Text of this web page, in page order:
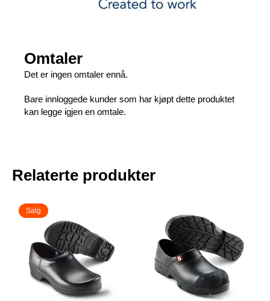
Omtaler
Det er ingen omtaler ennå.
Bare innloggede kunder som har kjøpt dette produktet
kan legge igjen en omtale.
Relaterte produkter
Salg